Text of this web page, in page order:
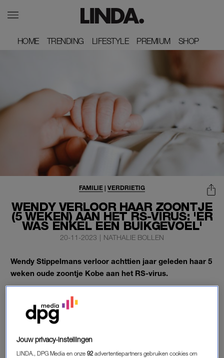
HOME
HOME TRENDING
TRENDING LIFESTYLE
LIFESTYLE PREMIUM
PREMIUM SHOP
SHOP
WENDY VERLOOR HAAR ZOONTJE
(5 WEKEN) AAN HET RS-VIRUS: 'ER
WAS ENKEL EEN BUIKGEVOEL'
FAMILIE | VERDRIETIG
20-11-2023 | NATHALIE BOLLEN
Wendy Stippelmans verloor achttien jaar geleden haar 5
weken oude zoontje Kobe aan het RS-virus.
WENDY STIPPELMANS
Het RS-virusis het meest voorkomende verkoudheidsvirus bij
kinderen. Meestal is het onschuldig, maar in sommige gevallen
Jouw privacy-instellingen
LINDA., DPG Media en onze92 advertentiepartners gebruiken cookies om